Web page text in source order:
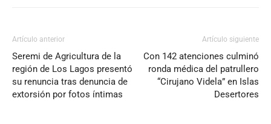
Artículo anterior
Seremi de Agricultura de la
región de Los Lagos presentó
su renuncia tras denuncia de
extorsión por fotos íntimas
Artículo siguiente
Con 142 atenciones culminó
ronda médica del patrullero
“Cirujano Videla” en Islas
Desertores